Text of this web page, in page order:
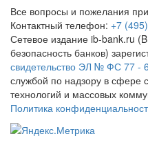
Все вопросы и пожелания
Контактный телефон: +7
Сетевое издание ib-bank.ru
безопасность банков)
свидетельство ЭЛ № ФС 77 -
службой по надзору в сфере
технологий и массовых
Политика